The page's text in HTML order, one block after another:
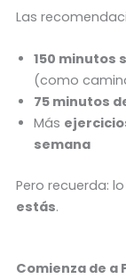
Las
150 minutos
(como
75 minutos
Más
semana
Pero recuerda:
estás.
Comienza de a